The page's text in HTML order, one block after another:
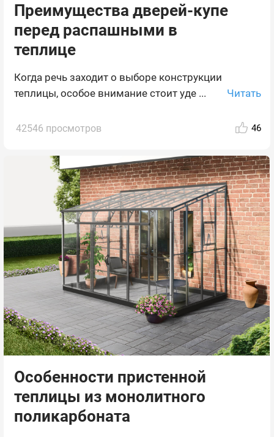
Преимущества дверей-купе
перед распашными в
теплице
Когда речь заходит о выборе конструкции
теплицы, особое внимание стоит уде ...
Читать
42546 просмотров 46
Особенности пристенной
теплицы из монолитного
поликарбоната